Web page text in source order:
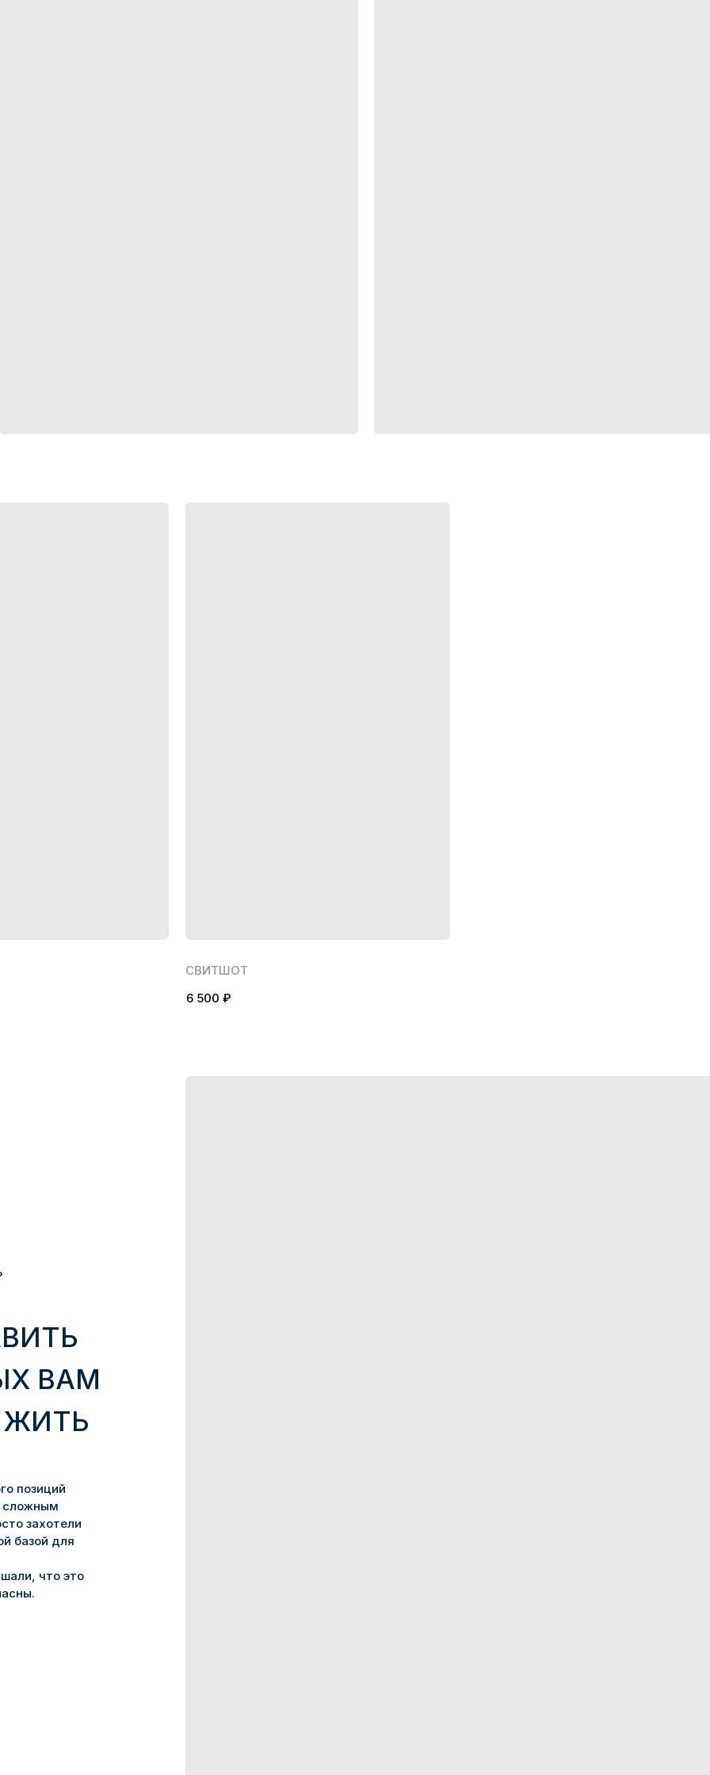
СВИТШОТ
6 500 ₽
ВАМ
позиций
сложным
захотели
базой для
что это